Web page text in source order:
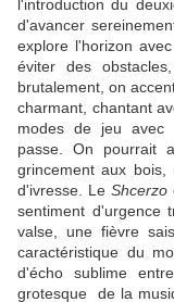
l'introduction du
d'avancer
explore l'horizon
éviter des
brutalement, on
charmant, chantant
modes de jeu avec
passe. On pourrait
grincement aux
d'ivresse. Le Shcerzo
sentiment d'urgence
valse, une fièvre
caractéristique du
d'écho sublime
grotesque de la